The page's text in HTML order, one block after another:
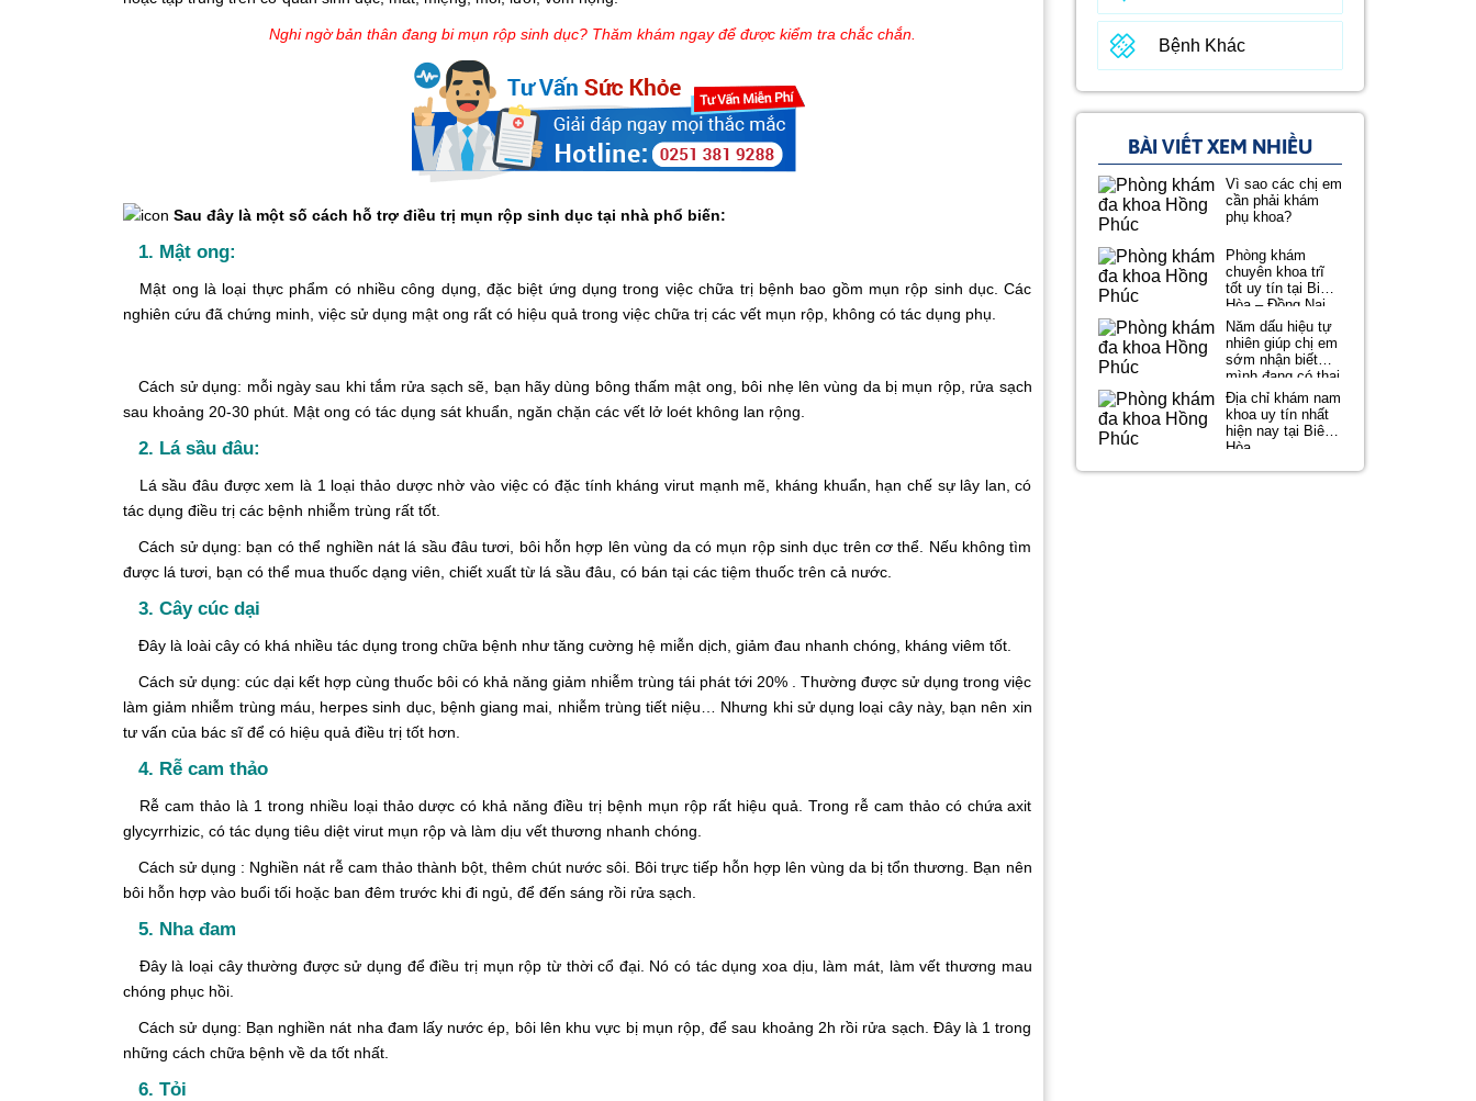
Nghi ngờ bản thân đang bi mụn rộp sinh dục? Thăm khám ngay để được kiểm tra chắc chắn.
Sau đây là một số cách hỗ trợ điều trị mụn rộp sinh dục tại nhà phổ biến:
1. Mật ong:
Mật ong là loại thực phẩm có nhiều công dụng, đặc biệt ứng dụng trong việc chữa trị bệnh bao gồm mụn rộp sinh dục. Các
nghiên cứu đã chứng minh, việc sử dụng mật ong rất có hiệu quả trong việc chữa trị các vết mụn rộp, không có tác dụng phụ.
Cách sử dụng: mỗi ngày sau khi tắm rửa sạch sẽ, bạn hãy dùng bông thấm mật ong, bôi nhẹ lên vùng da bị mụn rộp, rửa sạch
sau khoảng 20-30 phút. Mật ong có tác dụng sát khuẩn, ngăn chặn các vết lở loét không lan rộng.
2. Lá sầu đâu:
Lá sầu đâu được xem là 1 loại thảo dược nhờ vào việc có đặc tính kháng virut mạnh mẽ, kháng khuẩn, hạn chế sự lây lan, có
tác dụng điều trị các bệnh nhiễm trùng rất tốt.
Cách sử dụng: bạn có thể nghiền nát lá sầu đâu tươi, bôi hỗn hợp lên vùng da có mụn rộp sinh dục trên cơ thể. Nếu không tìm
được lá tươi, bạn có thể mua thuốc dạng viên, chiết xuất từ lá sầu đâu, có bán tại các tiệm thuốc trên cả nước.
3. Cây cúc dại
Đây là loài cây có khá nhiều tác dụng trong chữa bệnh như tăng cường hệ miễn dịch, giảm đau nhanh chóng, kháng viêm tốt.
Cách sử dụng: cúc dại kết hợp cùng thuốc bôi có khả năng giảm nhiễm trùng tái phát tới 20% . Thường được sử dụng trong việc
làm giảm nhiễm trùng máu, herpes sinh dục, bệnh giang mai, nhiễm trùng tiết niệu… Nhưng khi sử dụng loại cây này, bạn nên xin
tư vấn của bác sĩ để có hiệu quả điều trị tốt hơn.
4. Rễ cam thảo
Rễ cam thảo là 1 trong nhiều loại thảo dược có khả năng điều trị bệnh mụn rộp rất hiệu quả. Trong rễ cam thảo có chứa axit
glycyrrhizic, có tác dụng tiêu diệt virut mụn rộp và làm dịu vết thương nhanh chóng.
Cách sử dụng : Nghiền nát rễ cam thảo thành bột, thêm chút nước sôi. Bôi trực tiếp hỗn hợp lên vùng da bị tổn thương. Bạn nên
bôi hỗn hợp vào buổi tối hoặc ban đêm trước khi đi ngủ, để đến sáng rồi rửa sạch.
5. Nha đam
Đây là loại cây thường được sử dụng để điều trị mụn rộp từ thời cổ đại. Nó có tác dụng xoa dịu, làm mát, làm vết thương mau
chóng phục hồi.
Cách sử dụng: Bạn nghiền nát nha đam lấy nước ép, bôi lên khu vực bị mụn rộp, để sau khoảng 2h rồi rửa sạch. Đây là 1 trong
những cách chữa bệnh về da tốt nhất.
6. Tỏi
Bệnh Khác
BÀI VIẾT XEM NHIỀU
Vì sao các chị em
cần phải khám
phụ khoa?
Phòng khám
chuyên khoa trĩ
tốt uy tín tại Biên
Hòa – Đồng Nai
Năm dấu hiệu tự
nhiên giúp chị em
sớm nhận biết
mình đang có thai
Địa chỉ khám nam
khoa uy tín nhất
hiện nay tại Biên
Hòa